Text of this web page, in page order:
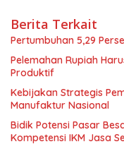
Berita Terkait
Pertumbuhan 5,29
Pelemahan Rupiah
Produktif
Kebijakan Strategis
Manufaktur Nasional
Bidik Potensi Pasar
Kompetensi IKM Jasa